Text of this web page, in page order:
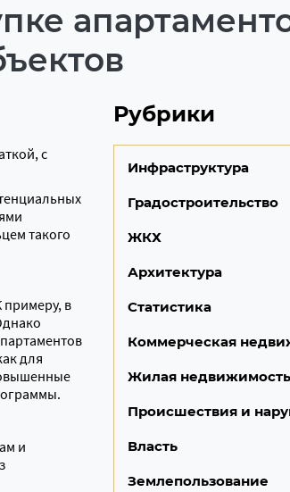
с
такого
примеру, в
для
и
Рубрики
Инфраструктура
Градостроительство
ЖКХ
Архитектура
Статистика
Коммерческая
Жилая недвижимость
Происшествия и
Власть
Землепользование